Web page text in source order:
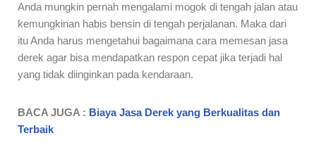
Anda mungkin pernah mengalami mogok di tengah jalan atau
kemungkinan habis bensin di tengah perjalanan. Maka dari
itu Anda harus mengetahui bagaimana cara memesan jasa
derek agar bisa mendapatkan respon cepat jika terjadi hal
yang tidak diinginkan pada kendaraan.
BACA JUGA : Biaya Jasa Derek yang Berkualitas dan
Terbaik